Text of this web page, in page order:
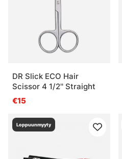
DR Slick ECO Hair
Scissor 4 1/2'' Straight
€15
Loppuunmyyty